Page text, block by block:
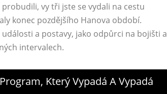
vy tři jste se vydali na cestu
konec pozdějšího Hanova období.
a postavy, jako odpůrci na bojišti a
intervalech.
Který Vypadá A Vypadá